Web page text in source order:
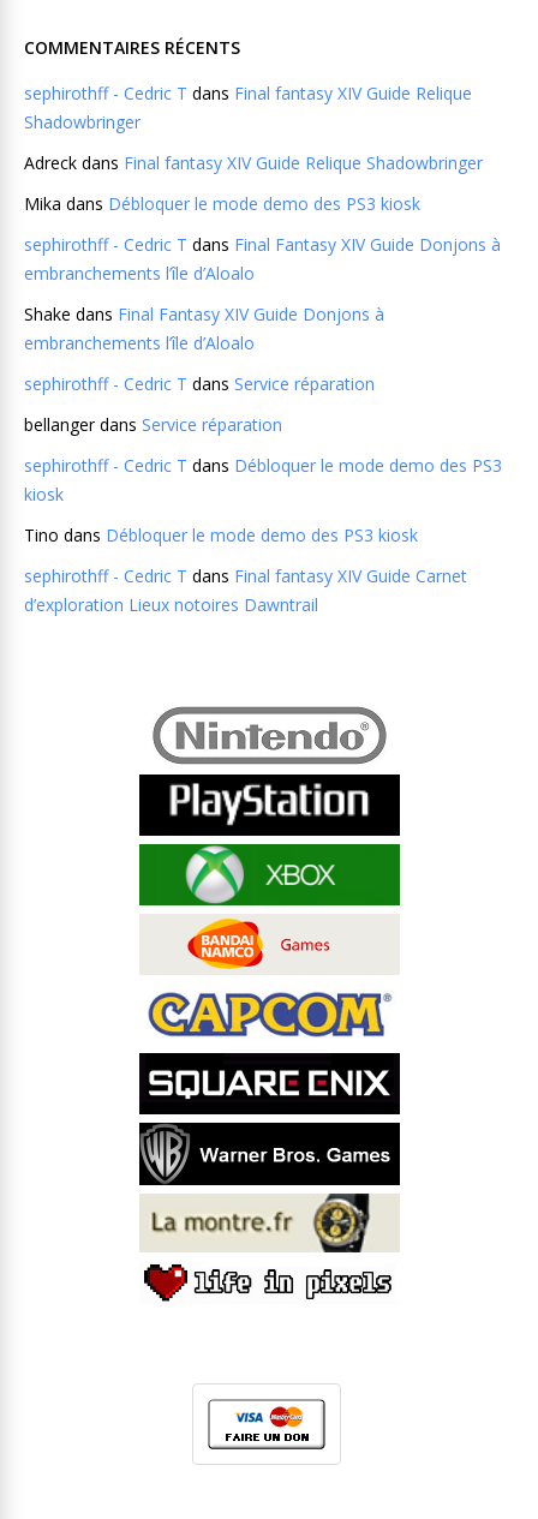
COMMENTAIRES RÉCENTS
sephirothff - Cedric T dans Final fantasy XIV Guide Relique
Shadowbringer
Adreck dans Final fantasy XIV Guide Relique Shadowbringer
Mika dans Débloquer le mode demo des PS3 kiosk
sephirothff - Cedric T dans Final Fantasy XIV Guide Donjons à
embranchements l’île d’Aloalo
Shake dans Final Fantasy XIV Guide Donjons à
embranchements l’île d’Aloalo
sephirothff - Cedric T dans Service réparation
bellangerdans Service réparation
sephirothff - Cedric T dans Débloquer le mode demo des PS3
kiosk
Tino dans Débloquer le mode demo des PS3 kiosk
sephirothff - Cedric T dans Final fantasy XIV Guide Carnet
d’exploration Lieux notoires Dawntrail